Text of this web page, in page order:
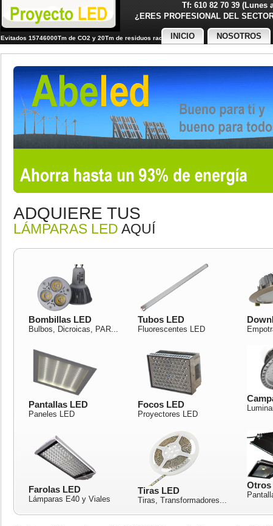
Tf: 610 82 70 39 (Lunes
¿ERES PROFESIONAL DEL
Evitados 15746000Tm de CO2 y 20Tm de residuos radiactivos
INICIO NOSOTROS
ADQUIERE TUS
LÁMPARAS LED AQUÍ
Bombillas LED
Bulbos, Dicroicas, PAR...
Tubos LED
Fluorescentes LED
Pantallas LED
Paneles LED
Focos LED
Proyectores LED
Farolas LED
Lámparas E40 y Viales
Tiras LED
Tiras, Transformadores...
Otros